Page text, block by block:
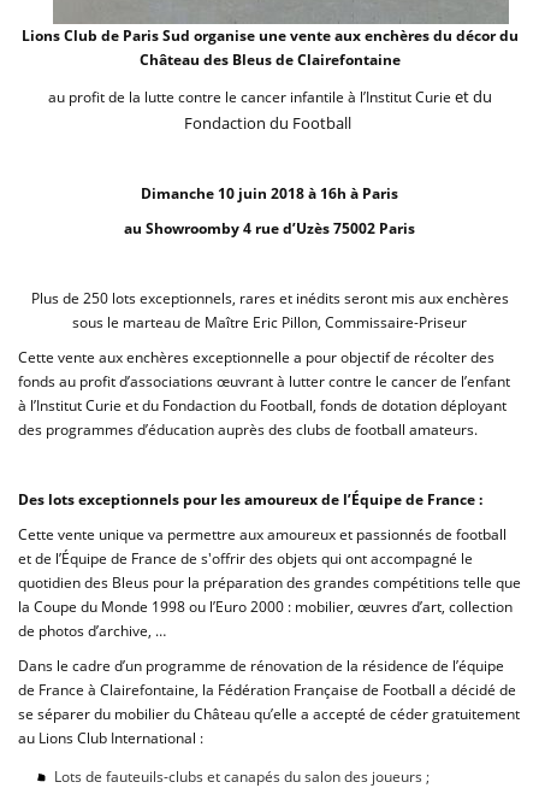
Lions Club de Paris Sud organise une vente aux enchères du décor du
Château des Bleus de Clairefontaine
au profit de la lutte contre le cancer infantile à l’Institut Curie et du
Fondaction du Football
Dimanche 10 juin 2018 à 16h à Paris
au Showroomby 4 rue d’Uzès 75002 Paris
Plus de 250 lots exceptionnels, rares et inédits seront mis aux enchères
sous le marteau de Maître Eric Pillon, Commissaire-Priseur
Cette vente aux enchères exceptionnelle a pour objectif de récolter des
fonds au profit d’associations œuvrant à lutter contre le cancer de l’enfant
à l’Institut Curie et du Fondaction du Football, fonds de dotation déployant
des programmes d’éducation auprès des clubs de football amateurs.
Des lots exceptionnels pour les amoureux de l’Équipe de France :
Cette vente unique va permettre aux amoureux et passionnés de football
et de l’Équipe de France de s'offrir des objets qui ont accompagné le
quotidien des Bleus pour la préparation des grandes compétitions telle que
la Coupe du Monde 1998 ou l’Euro 2000 : mobilier, œuvres d’art, collection
de photos d’archive, …
Dans le cadre d’un programme de rénovation de la résidence de l’équipe
de France à Clairefontaine, la Fédération Française de Football a décidé de
se séparer du mobilier du Château qu’elle a accepté de céder gratuitement
au Lions Club International :
Lots de fauteuils-clubs et canapés du salon des joueurs ;